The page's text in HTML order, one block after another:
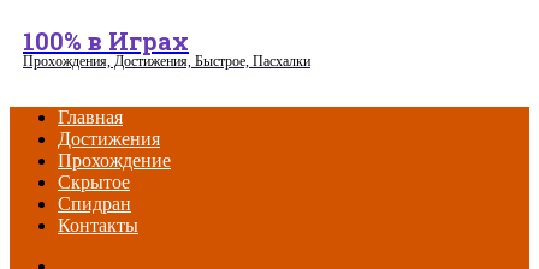
100% в Играх
Прохождения, Достижения, Быстрое, Пасхалки
Главная
Достижения
Прохождение
Скрытое
Спидран
Контакты